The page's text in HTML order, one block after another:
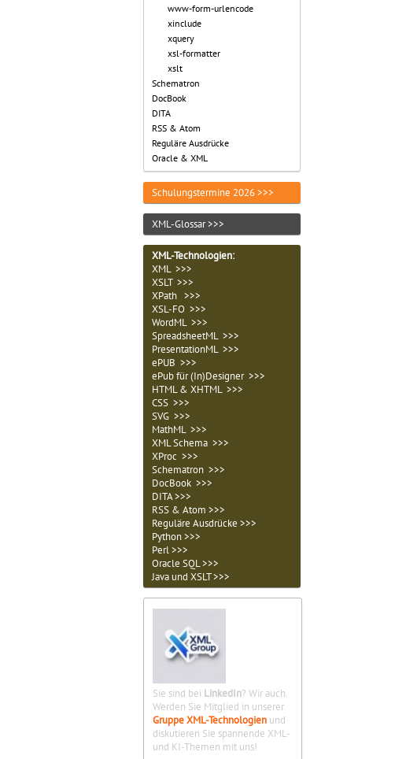
www-form-urlencode
xinclude
xquery
xsl-formatter
xslt
Schematron
DocBook
DITA
RSS & Atom
Reguläre Ausdrücke
Oracle & XML
Schulungstermine 2026 >>>
XML-Glossar >>>
XML-Technologien:
XML >>>
XSLT >>>
XPath >>>
XSL-FO >>>
WordML >>>
SpreadsheetML >>>
PresentationML >>>
ePUB >>>
ePub für (In)Designer >>>
HTML & XHTML >>>
CSS >>>
SVG >>>
MathML >>>
XML Schema >>>
XProc >>>
Schematron >>>
DocBook >>>
DITA >>>
RSS & Atom >>>
Reguläre Ausdrücke >>>
Python >>>
Perl >>>
Oracle SQL >>>
Java und XSLT >>>
Sie sind bei LinkedIn? Wir auch.
Werden Sie Mitglied in unserer
Gruppe XML-Technologien und
diskutieren Sie spannende XML-
und KI-Themen mit uns!